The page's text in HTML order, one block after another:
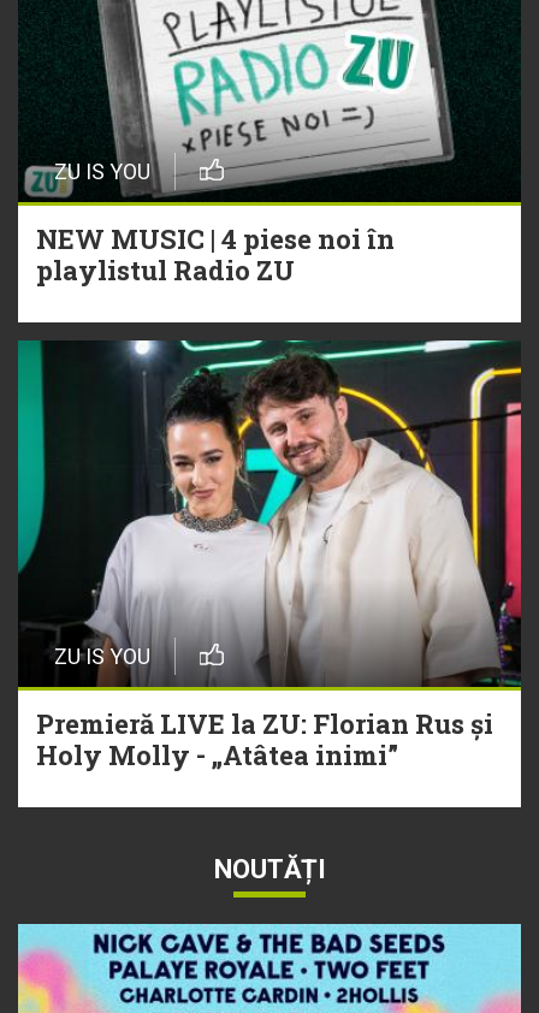
ZU IS YOU
NEW MUSIC | 4 piese noi în
playlistul Radio ZU
ZU IS YOU
Premieră LIVE la ZU: Florian Rus și
Holy Molly - „Atâtea inimi”
NOUTĂȚI